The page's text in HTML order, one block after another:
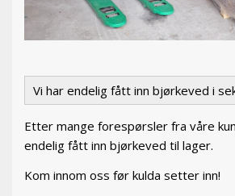
Vi har endelig fått inn bjørkeved i
Etter mange forespørsler fra våre
endelig fått inn bjørkeved til lager.
Kom innom oss før kulda setter inn!